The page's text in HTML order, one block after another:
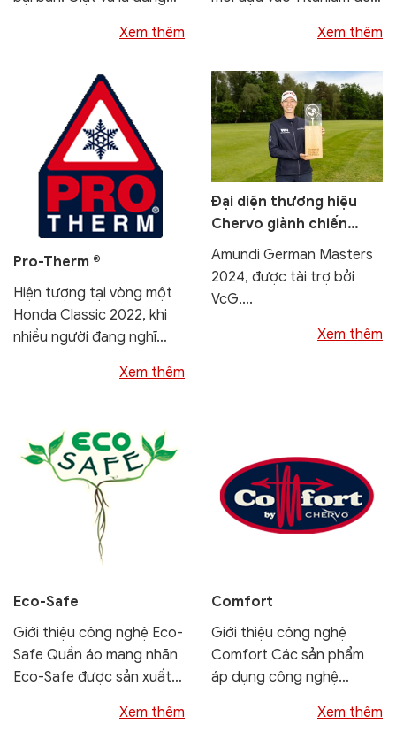
Xem thêm Xem thêm
Pro-Therm ®
Hiện tượng tại vòng một
Honda Classic 2022, khi
nhiều người đang nghĩ
Daniel Berger hay Louis
Xem thêm
Đại diện thương hiệu
Chervo giành chiến
thắng tại Amundi
German Masters 2024
Amundi German Masters
2024, được tài trợ bởi
VcG,...
Xem thêm
Eco-Safe
Giới thiệu công nghệ Eco-
Safe Quần áo mang nhãn
Eco-Safe được sản xuất
Xem thêm
Comfort
Giới thiệu công nghệ
Comfort Các sản phẩm
áp dụng công nghệ
Xem thêm